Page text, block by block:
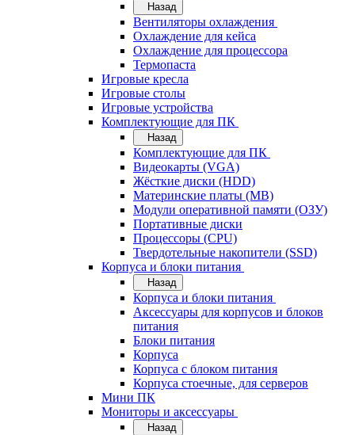
Назад
Вентиляторы охлаждения
Охлаждение для кейса
Охлаждение для процессора
Термопаста
Игровые кресла
Игровые столы
Игровые устройства
Комплектующие для ПК
Назад
Комплектующие для ПК
Видеокарты (VGA)
Жёсткие диски (HDD)
Материнские платы (MB)
Модули оперативной памяти (ОЗУ)
Портативные диски
Процессоры (CPU)
Твердотельные накопители (SSD)
Корпуса и блоки питания
Назад
Корпуса и блоки питания
Аксессуары для корпусов и блоков
питания
Блоки питания
Корпуса
Корпуса с блоком питания
Корпуса стоечные, для серверов
Мини ПК
Мониторы и аксессуары
Назад